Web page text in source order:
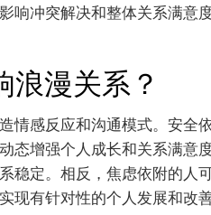
响冲突解决和整体关系满意
漫关系？
情感反应和沟通模式。安全
态增强个人成长和关系满意
稳定。相反，焦虑依附的人
现有针对性的个人发展和改善